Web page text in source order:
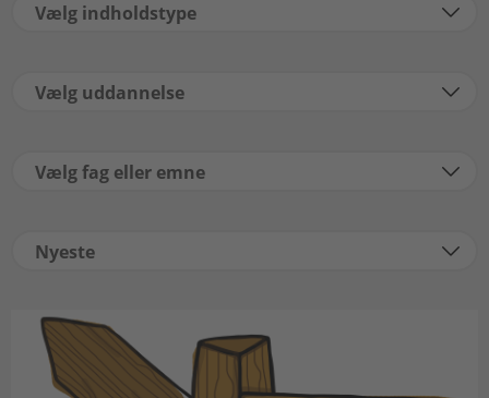
Vælg indholdstype
Vælg uddannelse
Vælg fag eller emne
Nyeste